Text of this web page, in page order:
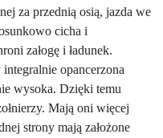
za przednią osią, jazda we
cicha i
załogę i ładunek.
opancerzona
wysoka. Dzięki temu
Mają oni więcej
strony mają założone